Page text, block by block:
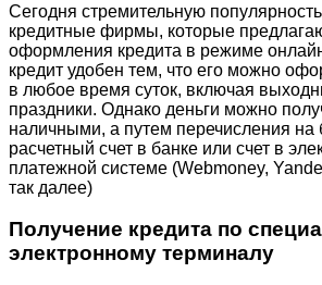
Сегодня стремительную
кредитные фирмы, которые
оформления кредита в режиме онлайн
кредит удобен тем, что его можно
в любое время суток, включая
праздники. Однако деньги можно
наличными, а путем перечисления на
расчетный счет в банке или счет в
платежной системе (Webmoney,
так далее)
Получение кредита по
электронному терминалу